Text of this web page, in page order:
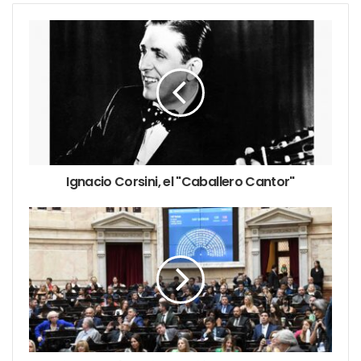
Algunos síntomas son:
Anemia, púrpura y fiebre
Dolores de cabeza acompañados de vómitos,
generalmente por la mañana.
Hinchazones que no desaparecen, sobre todo
en el cuello, las axilas, la ingle y el abdomen.
Prurito y sudoración nocturna.
Dolor óseo localizado.
Ignacio Corsini, el "Caballero Cantor"